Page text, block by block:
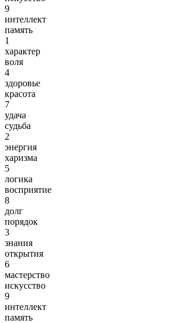
9
интеллект
память
1
характер
воля
4
здоровье
красота
7
удача
судьба
2
энергия
харизма
5
логика
восприятие
8
долг
порядок
3
знания
открытия
6
мастерство
искусство
9
интеллект
память